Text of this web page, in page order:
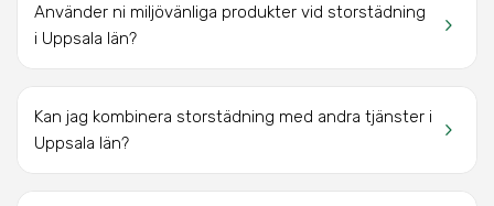
keyboard_arrow_right
Använder ni miljövänliga produkter vid storstädning
i Uppsala län?
keyboard_arrow_right
Kan jag kombinera storstädning med andra tjänster i
Uppsala län?